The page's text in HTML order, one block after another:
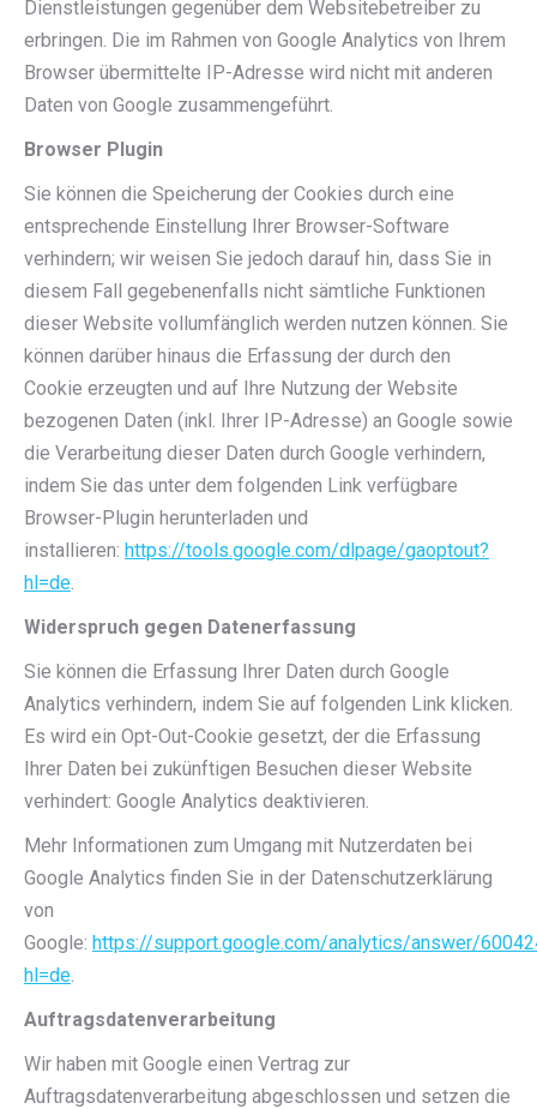
Dienstleistungen gegenüber dem Websitebetreiber zu
erbringen. Die im Rahmen von Google Analytics von Ihrem
Browser übermittelte IP-Adresse wird nicht mit anderen
Daten von Google zusammengeführt.
Browser Plugin
Sie können die Speicherung der Cookies durch eine
entsprechende Einstellung Ihrer Browser-Software
verhindern; wir weisen Sie jedoch darauf hin, dass Sie in
diesem Fall gegebenenfalls nicht sämtliche Funktionen
dieser Website vollumfänglich werden nutzen können. Sie
können darüber hinaus die Erfassung der durch den
Cookie erzeugten und auf Ihre Nutzung der Website
bezogenen Daten (inkl. Ihrer IP-Adresse) an Google sowie
die Verarbeitung dieser Daten durch Google verhindern,
indem Sie das unter dem folgenden Link verfügbare
Browser-Plugin herunterladen und
installieren: https://tools.google.com/dlpage/gaoptout?
hl=de.
Widerspruch gegen Datenerfassung
Sie können die Erfassung Ihrer Daten durch Google
Analytics verhindern, indem Sie auf folgenden Link klicken.
Es wird ein Opt-Out-Cookie gesetzt, der die Erfassung
Ihrer Daten bei zukünftigen Besuchen dieser Website
verhindert: Google Analytics deaktivieren.
Mehr Informationen zum Umgang mit Nutzerdaten bei
Google Analytics finden Sie in der Datenschutzerklärung
von
Google: https://support.google.com/analytics/answer/
hl=de.
Auftragsdatenverarbeitung
Wir haben mit Google einen Vertrag zur
Auftragsdatenverarbeitung abgeschlossen und setzen die